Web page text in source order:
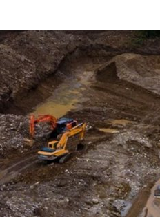
мусорных
в
всё
за засух,
и рубок
выявили новые
заповедника
Авг 7, 2026
Авг 7, 2026